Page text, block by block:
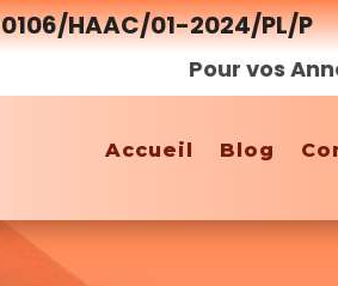
0106/HAAC/01-2024/PL/P
Pour vos
Accueil Blog